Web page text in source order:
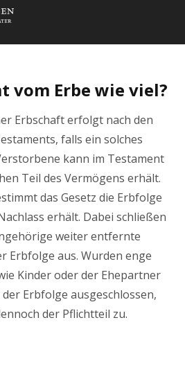
vom Erbe wie viel?
Erbschaft erfolgt nach den
falls ein solches
kann im Testament
Teil des Vermögens erhält.
das Gesetz die Erbfolge
erhält. Dabei schließen
weiter entfernte
Erbfolge aus. Wurden enge
Kinder oder der Ehepartner
Erbfolge ausgeschlossen,
der Pflichtteil zu.